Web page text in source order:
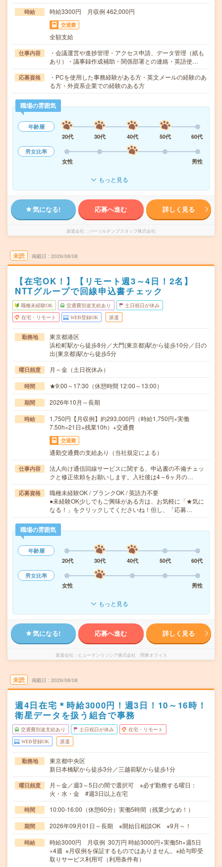
時給 時給3300円 月収例 462,000円
交通費
全額支給
仕事内容
・会議運営や進捗管理・アクセス申請、データ管理（紙も
あり）・議事録作成補助・関係部署との連絡・英語使…
応募資格
・PCを使用した事務経験がある方・英文メールの経験のあ
る方・外資系企業での経験のある方
職場の雰囲気
年齢層
20代
30代 40代 50代
60代
男女比率
女性
男性
もっと見る
気になる! 応募へ進む 詳しく見る
派遣会社 パーソルテンプスタッフ株式会社
未読 掲載日 2026/08/08
【在宅OK！】【リモート週3～4日！2名】
NTTグループで回線申込書チェック
職種未経験OK 交通費別途支給あり 土日祝日が休み
在宅・リモート WEB登録OK 派遣
勤務地
東京都港区
浜松町駅から徒歩8分／大門(東京都)駅から徒歩10分／日の
出(東京都)駅から徒歩5分
曜日頻度 月～金（土日祝休み）
時間 ★9:00～17:30（休憩時間 12:00～13:00）
期間 2026年10月～長期
時給
1,750円【月収例】約293,000円（時給1,750円×実働
7.50h×21日+残業10h）+交通費
交通費
通勤交通費の支給あり（当社規定による）
仕事内容
法人向け通信回線サービスに関する、申込書の不備チェッ
クと修正依頼をお願いします。入社後は4～6ヶ月の…
応募資格
職種未経験OK / ブランクOK / 英語力不要
●未経験OK少しでもご興味がある方は、お気軽に「★気に
なる！」をクリックしてくださいね！但し、「応募…
職場の雰囲気
年齢層
20代
30代 40代 50代
60代
男女比率
女性
男性
もっと見る
気になる! 応募へ進む 詳しく見る
派遣会社 ヒューマンリソシア株式会社 関東オフィス
未読 掲載日 2026/08/08
週4日在宅＊時給3000円！週3日！10～16時！
衛星データを扱う組合で事務
交通費別途支給あり 土日祝日が休み 在宅・リモート
WEB登録OK 派遣
勤務地
東京都中央区
新日本橋駅から徒歩3分／三越前駅から徒歩1分
曜日頻度
月～金／週3～5日の間で選択可 ※必ず勤務する曜日：
火・水・金 #週3日以上在宅
時間 10:00-16:00（休憩60分）実働5時間（残業少なめ！）
期間 2026年09月01日～長期 ※開始日相談OK ※9月～！
時給
時給3000円 月収例 30万円 時給3000円×実働5h×週5日
×4週 ※月収例を保証するものではありません。※給与即受
取りサービス利用可（利用条件有）